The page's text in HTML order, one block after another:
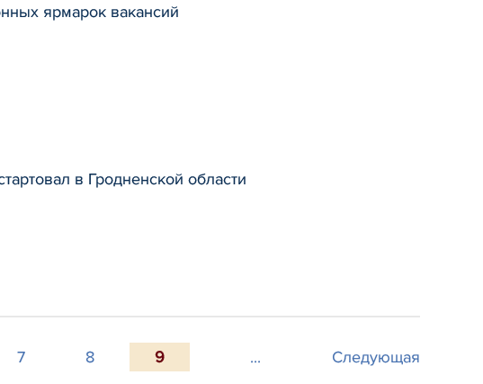
ярмарок вакансий
в Гродненской области
7 8 9 ... Следующая